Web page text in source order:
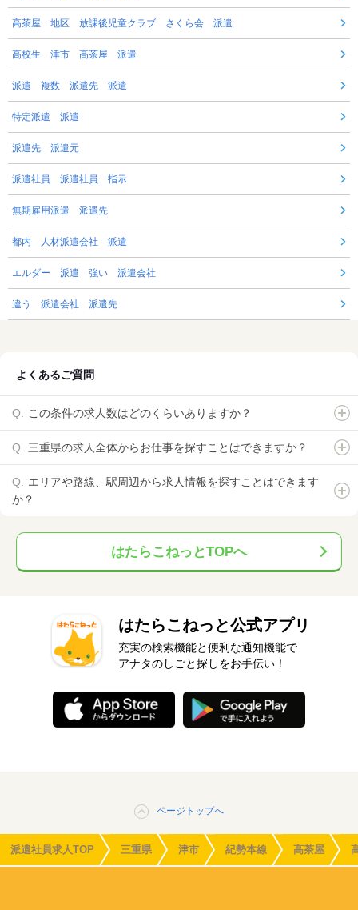
高茶屋 地区 放課後児童クラブ さくら会 派遣
高校生 津市 高茶屋 派遣
派遣 複数 派遣先 派遣
特定派遣 派遣
派遣先 派遣元
派遣社員 派遣社員 指示
無期雇用派遣 派遣先
都内 人材派遣会社 派遣
エルダー 派遣 強い 派遣会社
違う 派遣会社 派遣先
よくあるご質問
この条件の求人数はどのくらいありますか？
三重県の求人全体からお仕事を探すことはできますか？
エリアや路線、駅周辺から求人情報を探すことはできます
か？
はたらこねっとTOPへ
はたらこねっと公式アプリ
充実の検索機能と便利な通知機能で
アナタのしごと探しをお手伝い！
ページトップへ
派遣社員求人TOP 三重県 津市 紀勢本線 高茶屋